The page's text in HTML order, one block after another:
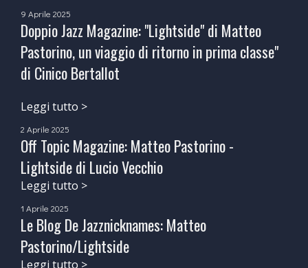
9 Aprile 2025
Doppio Jazz Magazine: "Lightside" di Matteo
Pastorino, un viaggio di ritorno in prima classe"
di Cinico Bertallot
Leggi tutto >
2 Aprile 2025
Off Topic Magazine: Matteo Pastorino -
Lightside di Lucio Vecchio
Leggi tutto >
1 Aprile 2025
Le Blog De Jazznicknames: Matteo
Pastorino/Lightside
Leggi tutto >